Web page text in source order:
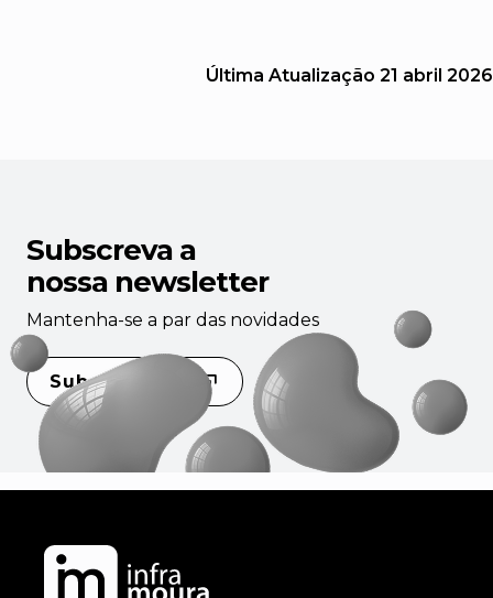
Última Atualização 21 abril 2026
Subscreva a
nossa newsletter
Mantenha-se a par das novidades
Subscrever